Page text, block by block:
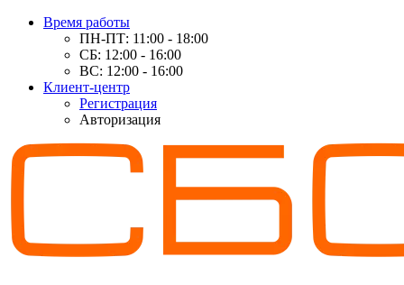
Время работы
ПН-ПТ: 11:00 - 18:00
СБ: 12:00 - 16:00
ВС: 12:00 - 16:00
Клиент-центр
Регистрация
Авторизация